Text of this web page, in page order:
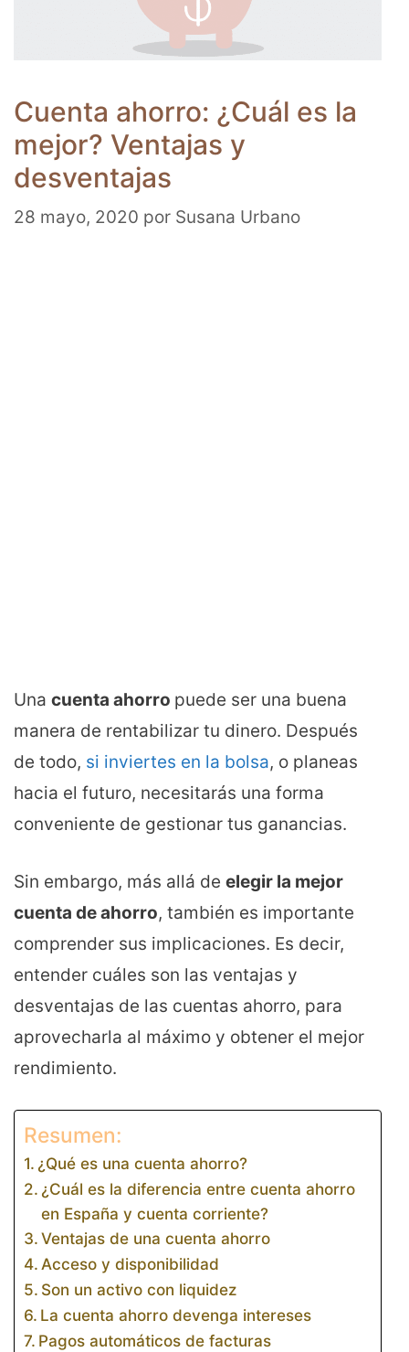
Cuenta ahorro: ¿Cuál es la
mejor? Ventajas y
desventajas
28 mayo, 2020 por Susana Urbano
Una cuenta ahorro puede ser una buena
manera de rentabilizar tu dinero. Después
de todo, si inviertes en la bolsa, o planeas
hacia el futuro, necesitarás una forma
conveniente de gestionar tus ganancias.
Sin embargo, más allá de elegir la mejor
cuenta de ahorro, también es importante
comprender sus implicaciones. Es decir,
entender cuáles son las ventajas y
desventajas de las cuentas ahorro, para
aprovecharla al máximo y obtener el mejor
rendimiento.
Resumen:
¿Qué es una cuenta ahorro?
¿Cuál es la diferencia entre cuenta ahorro
en España y cuenta corriente?
Ventajas de una cuenta ahorro
Acceso y disponibilidad
Son un activo con liquidez
La cuenta ahorro devenga intereses
Pagos automáticos de facturas